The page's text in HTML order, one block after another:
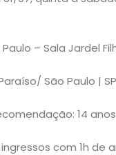
– Sala Jardel
São Paulo | SP
14 anos
com 1h de